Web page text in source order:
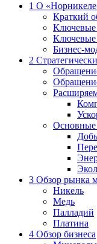
1 О
Краткий
Ключевые
Ключевые
Бизнес-
2
Основные
3 Обзор рынка
Никель
Медь
Палладий
Платина
4 Обзор бизнеса